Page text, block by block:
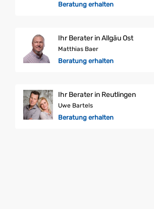
Beratung erhalten
Ihr Berater in Allgäu Ost
Matthias Baer
Beratung erhalten
Ihr Berater in Reutlingen
Uwe Bartels
Beratung erhalten